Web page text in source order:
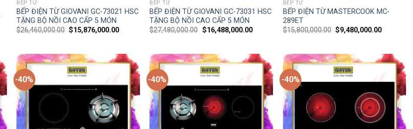
BẾP TỪ
BẾP ĐIỆN TỪ GIOVANI GC-73021 HSC
TẶNG BỘ NỒI CAO CẤP 5 MÓN
$26,460,000.00 $15,876,000.00
BẾP TỪ
BẾP ĐIỆN TỪ GIOVANI GC-73031 HSC
TẶNG BỘ NỒI CAO CẤP 5 MÓN
$27,480,000.00 $16,488,000.00
BẾP TỪ
BẾP ĐIỆN TỪ MASTERCOOK MC-
289ET
$15,800,000.00 $9,480,000.00
-40% -40% -40%